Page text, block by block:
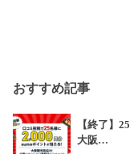
おすすめ記事
【終了】
大阪…